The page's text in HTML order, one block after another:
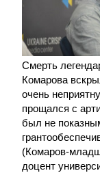
Смерть
Комарова
очень
прощался с
был не
(Комаров-
доцент